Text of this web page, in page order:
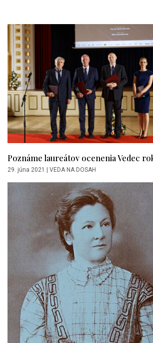
Poznáme laureátov ocenenia Vedec
29. júna 2021 | VEDA NA DOSAH